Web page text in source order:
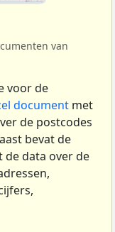
van
voor de
document met
de postcodes
bevat de
data over de